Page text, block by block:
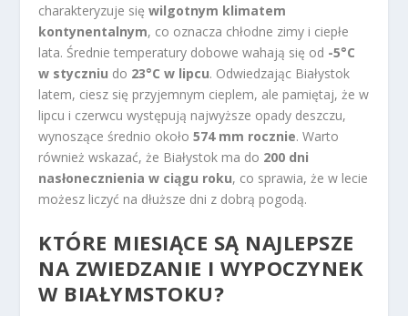
charakteryzuje sięwilgotnym klimatem
kontynentalnym, co oznacza chłodne zimy i ciepłe
lata. Średnie temperatury dobowe wahają się od -5°C
w styczniu do 23°C w lipcu. Odwiedzając Białystok
latem, ciesz się przyjemnym cieplem, ale pamiętaj, że w
lipcu i czerwcu występują najwyższe opady deszczu,
wynoszące średnio około574 mm rocznie. Warto
również wskazać, że Białystok ma do 200 dni
nasłonecznienia w ciągu roku, co sprawia, że w lecie
możesz liczyć na dłuższe dni z dobrą pogodą.
KTÓRE MIESIĄCE SĄ NAJLEPSZE
NA ZWIEDZANIE IWYPOCZYNEK
W BIAŁYMSTOKU?